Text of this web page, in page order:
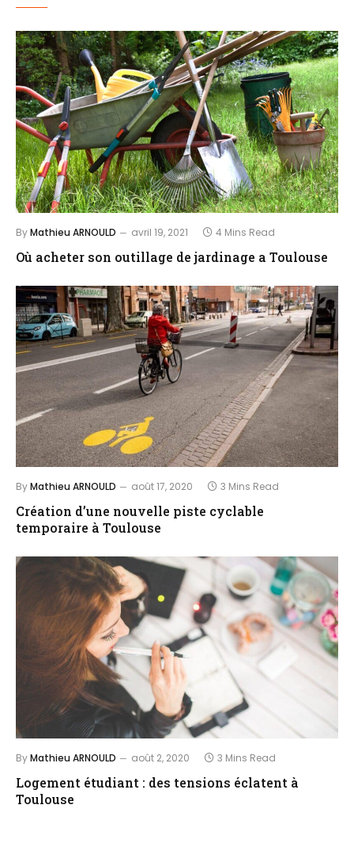
ByMathieu ARNOULD avril 19, 2021 4 Mins Read
Où acheter son outillage de jardinage a Toulouse
ByMathieu ARNOULD août 17, 2020 3 Mins Read
Création d’une nouvelle piste cyclable
temporaire à Toulouse
ByMathieu ARNOULD août 2, 2020 3 Mins Read
Logement étudiant : des tensions éclatent à
Toulouse